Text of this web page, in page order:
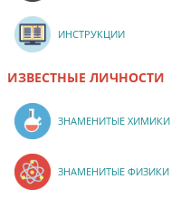
ИНСТРУКЦИИ
ИЗВЕСТНЫЕ ЛИЧНОСТИ
ЗНАМЕНИТЫЕ ХИМИКИ
ЗНАМЕНИТЫЕ ФИЗИКИ